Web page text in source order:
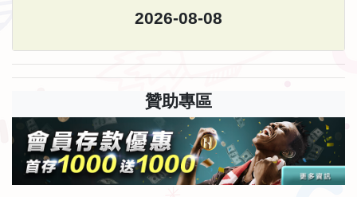
2026-08-08
贊助專區